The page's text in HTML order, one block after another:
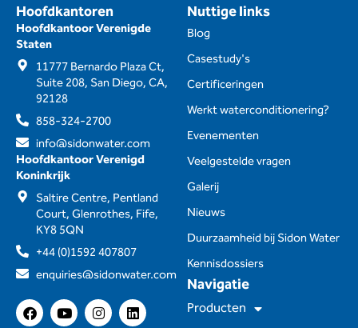
Hoofdkantoren
Hoofdkantoor Verenigde
Staten
11777 Bernardo Plaza Ct,
Suite 208, San Diego, CA,
92128
858-324-2700
info@sidonwater.com
Hoofdkantoor Verenigd
Koninkrijk
Saltire Centre, Pentland
Court, Glenrothes, Fife,
KY8 5QN
+44 (0)1592 407807
enquiries@sidonwater.com
F
a
Y
o
I
n
L
i
Navigatie
Producten
Nuttige links
Blog
Casestudy's
Certificeringen
Werkt waterconditionering?
Evenementen
Veelgestelde vragen
Galerij
Nieuws
Duurzaamheid bij Sidon Water
Kennisdossiers